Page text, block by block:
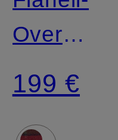
Overshirt
199 €